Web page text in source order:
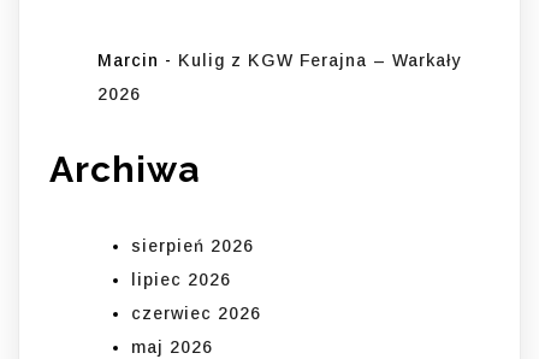
Marcin - Kulig z KGW Ferajna – Warkały
2026
Archiwa
sierpień 2026
lipiec 2026
czerwiec 2026
maj 2026